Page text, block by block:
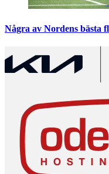
Några av Nordens bästa